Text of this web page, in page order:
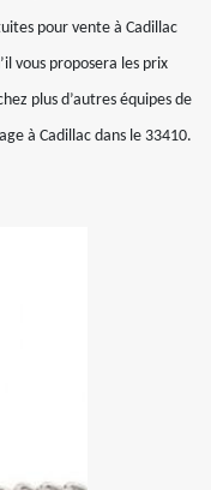
pour vente à Cadillac
vous proposera les prix
plus d’autres équipes de
à Cadillac dans le 33410.